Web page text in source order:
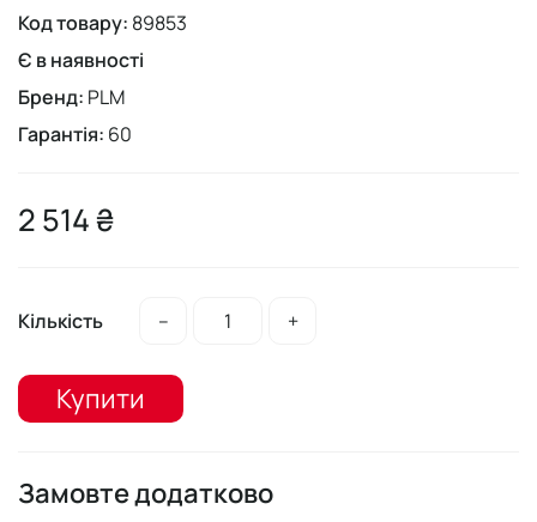
Код товару: 89853
Є в наявності
Бренд: PLM
Гарантія: 60
2 514 ₴
Кількість – +
Купити
Замовте додатково